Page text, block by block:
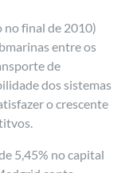
final de 2010)
entre os
de
dos sistemas
o crescente
5,45% no capital